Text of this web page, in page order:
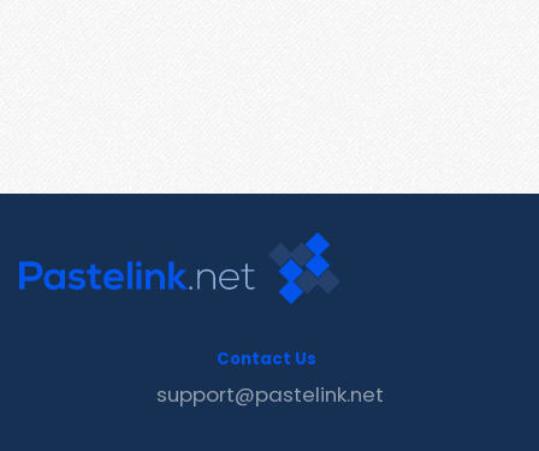
Contact Us
support@pastelink.net